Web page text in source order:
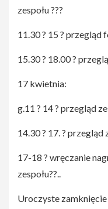
zespołu ???
11.30 ? 15 ? przegląd
15.30 ? 18.00 ?
17 kwietnia:
g.11 ? 14 ? przegląd
14.30 ? 17. ? przegląd
17-18 ? wręczanie
zespołu??..
Uroczyste